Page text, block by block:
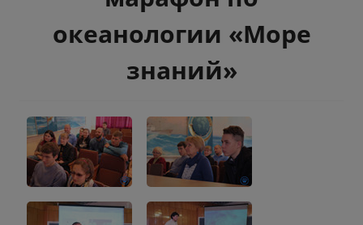
океанологии «Море
знаний»